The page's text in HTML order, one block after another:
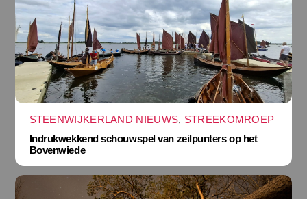
STEENWIJKERLAND NIEUWS, STREEKOMROEP
Indrukwekkend schouwspel van zeilpunters op het
Bovenwiede